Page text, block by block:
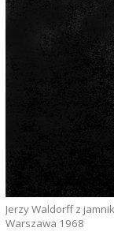
Jerzy Waldorff z
Warszawa 1968